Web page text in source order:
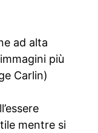
ad alta
più
Carlin)
mentre si